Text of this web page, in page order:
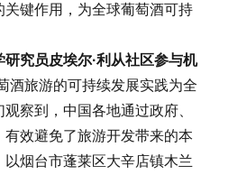
键作用，为全球葡萄酒可持
究员皮埃尔·利从社区参与机
酒旅游的可持续发展实践为全
察到，中国各地通过政府、
效避免了旅游开发带来的本
烟台市蓬莱区大辛店镇木兰